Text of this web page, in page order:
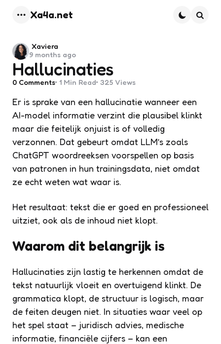
Xa4a.net
Hallucinaties
Posted
by
Xaviera
9 months ago
0 Comments 1 Min Read 325 Views
Er is sprake van een hallucinatie wanneer een
AI-model informatie verzint die plausibel klinkt
maar die feitelijk onjuist is of volledig
verzonnen. Dat gebeurt omdat LLM’s zoals
ChatGPT woordreeksen voorspellen op basis
van patronen in hun trainingsdata, niet omdat
ze echt weten wat waar is.
Het resultaat: tekst die er goed en professioneel
uitziet, ook als de inhoud niet klopt.
Waarom dit belangrijk is
Hallucinaties zijn lastig te herkennen omdat de
tekst natuurlijk vloeit en overtuigend klinkt. De
grammatica klopt, de structuur is logisch, maar
de feiten deugen niet. In situaties waar veel op
het spel staat – juridisch advies, medische
informatie, financiële cijfers – kan een